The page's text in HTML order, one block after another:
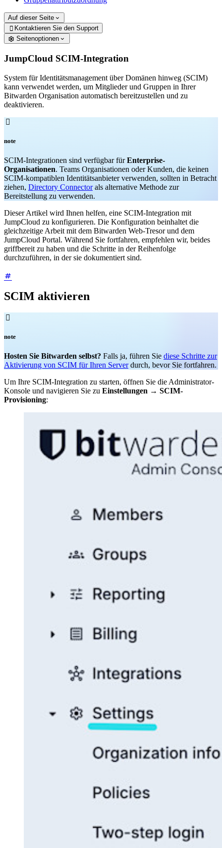
Auf dieser Seite
 Kontaktieren Sie den Support
Seitenoptionen
JumpCloud SCIM-Integration
System für Identitätsmanagement über Domänen hinweg (SCIM)
kann verwendet werden, um Mitglieder und Gruppen in Ihrer
Bitwarden Organisation automatisch bereitzustellen und zu
deaktivieren.

note
SCIM-Integrationen sind verfügbar fürEnterprise-
Organisationen. Teams Organisationen oder Kunden, die keinen
SCIM-kompatiblen Identitätsanbieter verwenden, sollten in Betracht
ziehen, Directory Connectorals alternative Methode zur
Bereitstellung zu verwenden.
Dieser Artikel wird Ihnen helfen, eine SCIM-Integration mit
JumpCloud zu konfigurieren. Die Konfiguration beinhaltet die
gleichzeitige Arbeit mit dem Bitwarden Web-Tresor und dem
JumpCloud Portal. Während Sie fortfahren, empfehlen wir, beides
griffbereit zu haben und die Schritte in der Reihenfolge
durchzuführen, in der sie dokumentiert sind.
SCIM aktivieren

note
Hosten Sie Bitwarden selbst? Falls ja, führen Sie diese Schritte zur
Aktivierung von SCIM für Ihren Serverdurch, bevor Sie fortfahren.
Um Ihre SCIM-Integration zu starten, öffnen Sie die Administrator-
Konsole und navigieren Sie zu Einstellungen → SCIM-
Provisioning: